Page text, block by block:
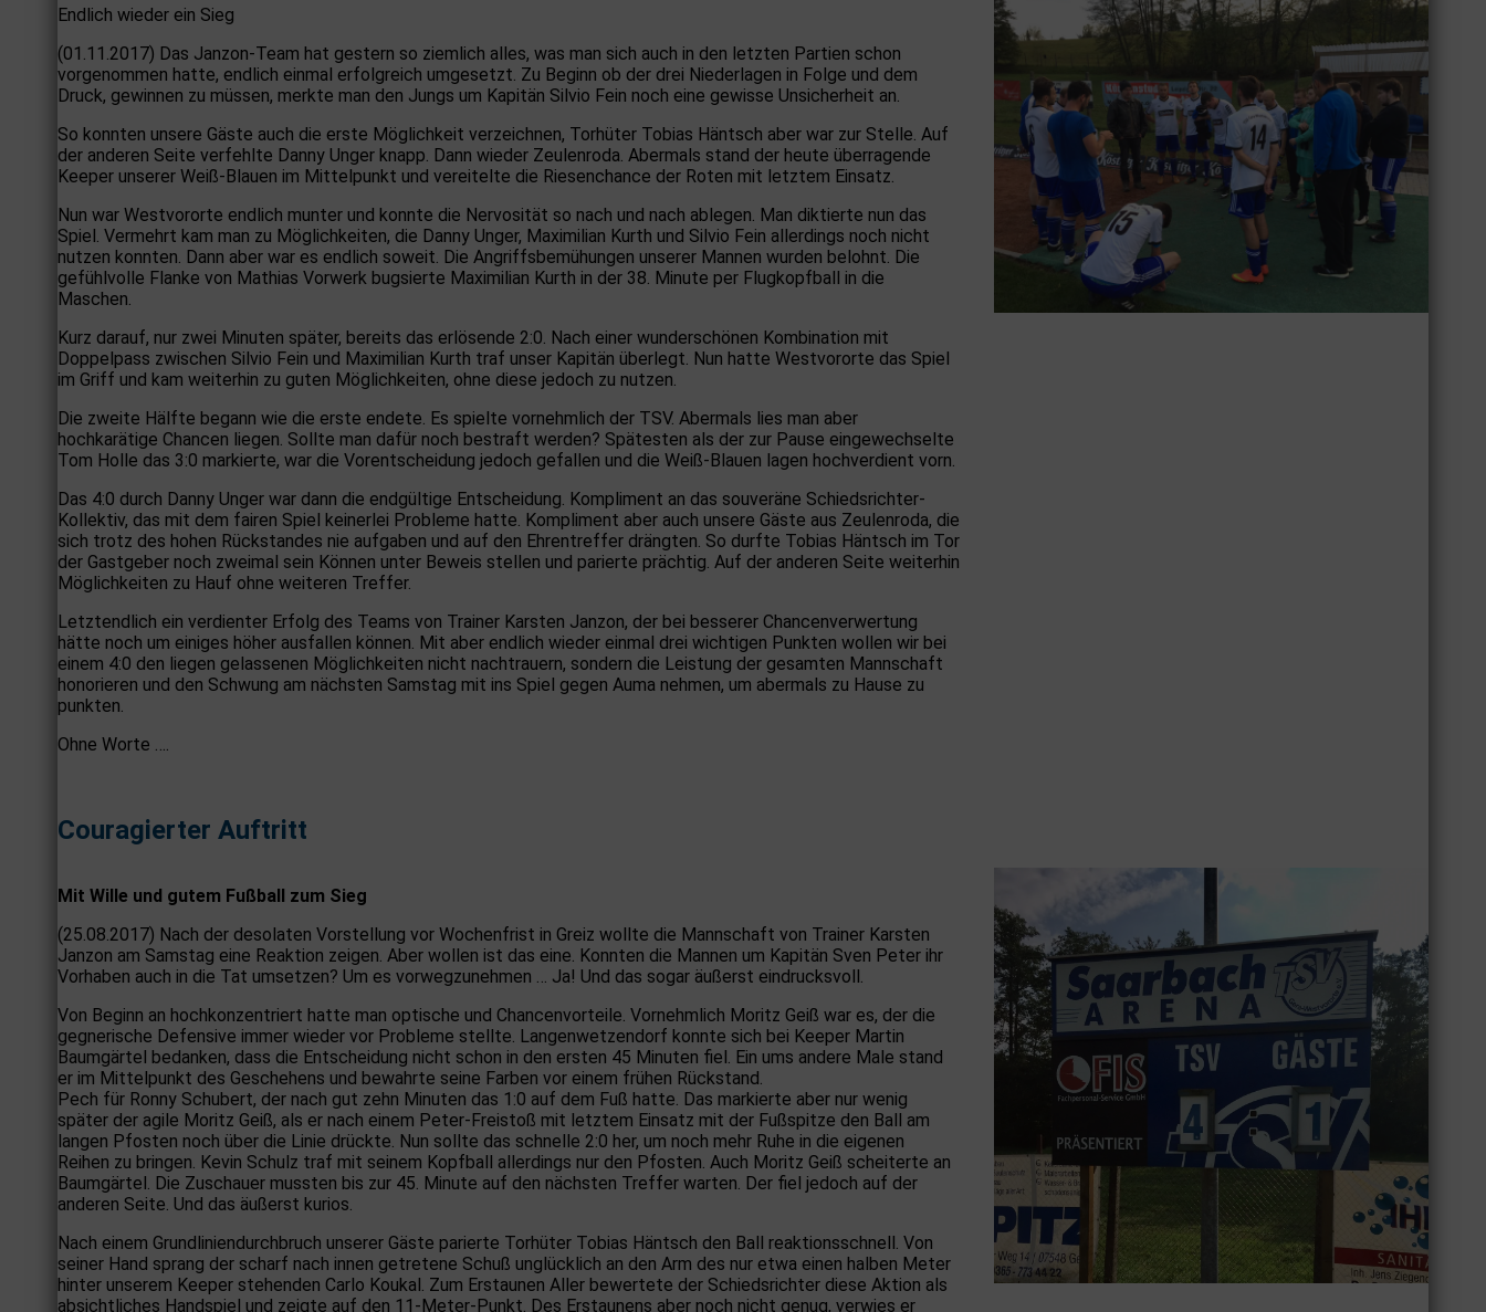
Endlich wieder ein Sieg
(01.11.2017) Das Janzon-Team hat gestern so ziemlich alles, was man sich auch in den letzten Partien schon
vorgenommen hatte, endlich einmal erfolgreich umgesetzt. Zu Beginn ob der drei Niederlagen in Folge und dem
Druck, gewinnen zu müssen, merkte man den Jungs um Kapitän Silvio Fein noch eine gewisse Unsicherheit an.
So konnten unsere Gäste auch die erste Möglichkeit verzeichnen, Torhüter Tobias Häntsch aber war zur Stelle. Auf
der anderen Seite verfehlte Danny Unger knapp. Dann wieder Zeulenroda. Abermals stand der heute überragende
Keeper unserer Weiß-Blauen im Mittelpunkt und vereitelte die Riesenchance der Roten mit letztem Einsatz.
Nun war Westvororte endlich munter und konnte die Nervosität so nach und nach ablegen. Man diktierte nun das
Spiel. Vermehrt kam man zu Möglichkeiten, die Danny Unger, Maximilian Kurth und Silvio Fein allerdings noch nicht
nutzen konnten. Dann aber war es endlich soweit. Die Angriffsbemühungen unserer Mannen wurden belohnt. Die
gefühlvolle Flanke von Mathias Vorwerk bugsierte Maximilian Kurth in der 38. Minute per Flugkopfball in die
Maschen.
Kurz darauf, nur zwei Minuten später, bereits das erlösende 2:0. Nach einer wunderschönen Kombination mit
Doppelpass zwischen Silvio Fein und Maximilian Kurth traf unser Kapitän überlegt. Nun hatte Westvororte das Spiel
im Griff und kam weiterhin zu guten Möglichkeiten, ohne diese jedoch zu nutzen.
Die zweite Hälfte begann wie die erste endete. Es spielte vornehmlich der TSV. Abermals lies man aber
hochkarätige Chancen liegen. Sollte man dafür noch bestraft werden? Spätesten als der zur Pause eingewechselte
Tom Holle das 3:0 markierte, war die Vorentscheidung jedoch gefallen und die Weiß-Blauen lagen hochverdient vorn.
Das 4:0 durch Danny Unger war dann die endgültige Entscheidung. Kompliment an das souveräne Schiedsrichter-
Kollektiv, das mit dem fairen Spiel keinerlei Probleme hatte. Kompliment aber auch unsere Gäste aus Zeulenroda, die
sich trotz des hohen Rückstandes nie aufgaben und auf den Ehrentreffer drängten. So durfte Tobias Häntsch im Tor
der Gastgeber noch zweimal sein Können unter Beweis stellen und parierte prächtig. Auf der anderen Seite weiterhin
Möglichkeiten zu Hauf ohne weiteren Treffer.
Letztendlich ein verdienter Erfolg des Teams von Trainer Karsten Janzon, der bei besserer Chancenverwertung
hätte noch um einiges höher ausfallen können. Mit aber endlich wieder einmal drei wichtigen Punkten wollen wir bei
einem 4:0 den liegen gelassenen Möglichkeiten nicht nachtrauern, sondern die Leistung der gesamten Mannschaft
honorieren und den Schwung am nächsten Samstag mit ins Spiel gegen Auma nehmen, um abermals zu Hause zu
punkten.
Ohne Worte ….
Couragierter Auftritt
Mit Wille und gutem Fußball zum Sieg
(25.08.2017) Nach der desolaten Vorstellung vor Wochenfrist in Greiz wollte die Mannschaft von Trainer Karsten
Janzon am Samstag eine Reaktion zeigen. Aber wollen ist das eine. Konnten die Mannen um Kapitän Sven Peter ihr
Vorhaben auch in die Tat umsetzen? Um es vorwegzunehmen … Ja! Und das sogar äußerst eindrucksvoll.
Von Beginn an hochkonzentriert hatte man optische und Chancenvorteile. Vornehmlich Moritz Geiß war es, der die
gegnerische Defensive immer wieder vor Probleme stellte. Langenwetzendorf konnte sich bei Keeper Martin
Baumgärtel bedanken, dass die Entscheidung nicht schon in den ersten 45 Minuten fiel. Ein ums andere Male stand
er im Mittelpunkt des Geschehens und bewahrte seine Farben vor einem frühen Rückstand.
Pech für Ronny Schubert, der nach gut zehn Minuten das 1:0 auf dem Fuß hatte. Das markierte aber nur wenig
später der agile Moritz Geiß, als er nach einem Peter-Freistoß mit letztem Einsatz mit der Fußspitze den Ball am
langen Pfosten noch über die Linie drückte. Nun sollte das schnelle 2:0 her, um noch mehr Ruhe in die eigenen
Reihen zu bringen. Kevin Schulz traf mit seinem Kopfball allerdings nur den Pfosten. Auch Moritz Geiß scheiterte an
Baumgärtel. Die Zuschauer mussten bis zur 45. Minute auf den nächsten Treffer warten. Der fiel jedoch auf der
anderen Seite. Und das äußerst kurios.
Nach einem Grundliniendurchbruch unserer Gäste parierte Torhüter Tobias Häntsch den Ball reaktionsschnell. Von
seiner Hand sprang der scharf nach innen getretene Schuß unglücklich an den Arm des nur etwa einen halben Meter
hinter unserem Keeper stehenden Carlo Koukal. Zum Erstaunen Aller bewertete der Schiedsrichter diese Aktion als
absichtliches Handspiel und zeigte auf den 11-Meter-Punkt. Des Erstaunens aber noch nicht genug, verwies er